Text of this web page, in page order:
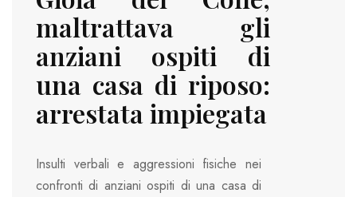
maltrattava gli
anziani ospiti di
una casa di riposo:
arrestata impiegata
Insulti verbali e aggressioni fisiche nei
confronti di anziani ospiti di una casa di